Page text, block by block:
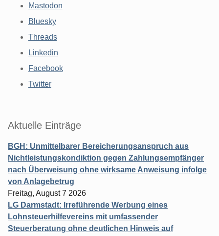
Mastodon
Bluesky
Threads
Linkedin
Facebook
Twitter
Aktuelle Einträge
BGH: Unmittelbarer Bereicherungsanspruch aus
Nichtleistungskondiktion gegen Zahlungsempfänger
nach Überweisung ohne wirksame Anweisung infolge
von Anlagebetrug
Freitag, August 7 2026
LG Darmstadt: Irreführende Werbung eines
Lohnsteuerhilfevereins mit umfassender
Steuerberatung ohne deutlichen Hinweis auf